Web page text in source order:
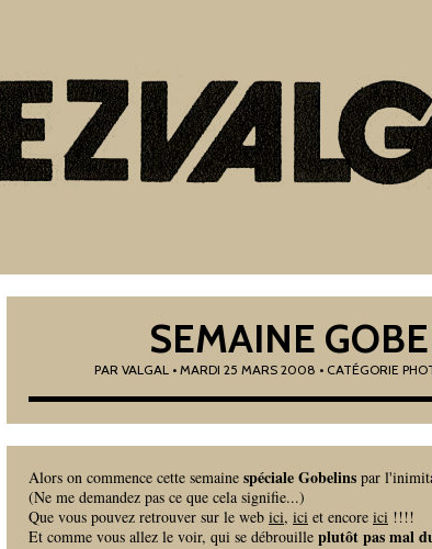
SEMAINE
PAR VALGAL • MARDI 25 MARS 2008 • CATÉGORIE
Alors on commence cette semaine spéciale Gobelins par
(Ne me demandez pas ce que cela signifie...)
Que vous pouvez retrouver sur le web ici, ici et encore ici !!!!
Et comme vous allez le voir, qui se débrouille plutôt pas mal